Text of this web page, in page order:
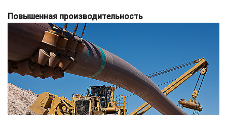
Повышенная производительность